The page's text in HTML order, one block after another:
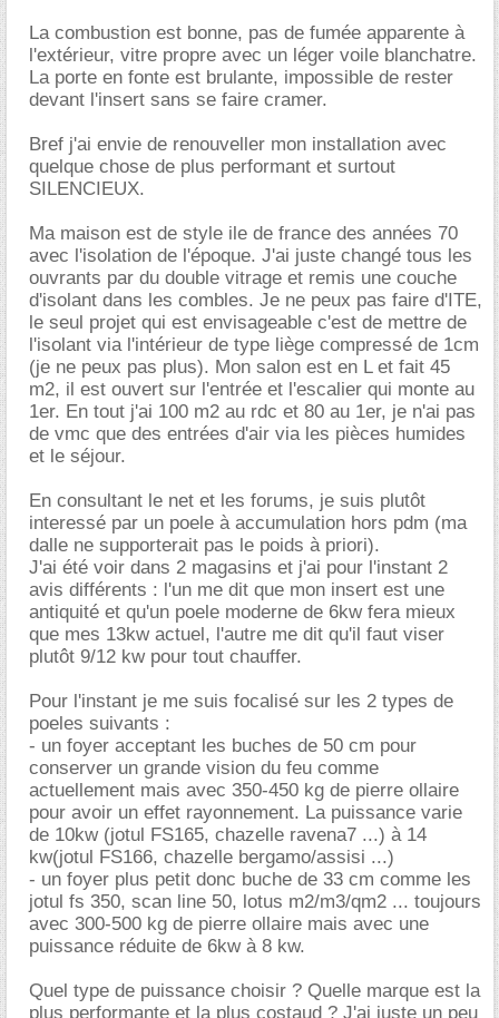
La combustion est bonne, pas de fumée apparente à
l'extérieur, vitre propre avec un léger voile blanchatre.
La porte en fonte est brulante, impossible de rester
devant l'insert sans se faire cramer.
Bref j'ai envie de renouveller mon installation avec
quelque chose de plus performant et surtout
SILENCIEUX.
Ma maison est de style ile de france des années 70
avec l'isolation de l'époque. J'ai juste changé tous les
ouvrants par du double vitrage et remis une couche
d'isolant dans les combles. Je ne peux pas faire d'ITE,
le seul projet qui est envisageable c'est de mettre de
l'isolant via l'intérieur de type liège compressé de 1cm
(je ne peux pas plus). Mon salon est en L et fait 45
m2, il est ouvert sur l'entrée et l'escalier qui monte au
1er. En tout j'ai 100 m2 au rdc et 80 au 1er, je n'ai pas
de vmc que des entrées d'air via les pièces humides
et le séjour.
En consultant le net et les forums, je suis plutôt
interessé par un poele à accumulation hors pdm (ma
dalle ne supporterait pas le poids à priori).
J'ai été voir dans 2 magasins et j'ai pour l'instant 2
avis différents : l'un me dit que mon insert est une
antiquité et qu'un poele moderne de 6kw fera mieux
que mes 13kw actuel, l'autre me dit qu'il faut viser
plutôt 9/12 kw pour tout chauffer.
Pour l'instant je me suis focalisé sur les 2 types de
poeles suivants :
- un foyer acceptant les buches de 50 cm pour
conserver un grande vision du feu comme
actuellement mais avec 350-450 kg de pierre ollaire
pour avoir un effet rayonnement. La puissance varie
de 10kw (jotul FS165, chazelle ravena7 ...) à 14
kw(jotul FS166, chazelle bergamo/assisi ...)
- un foyer plus petit donc buche de 33 cm comme les
jotul fs 350, scan line 50, lotus m2/m3/qm2 ... toujours
avec 300-500 kg de pierre ollaire mais avec une
puissance réduite de 6kw à 8 kw.
Quel type de puissance choisir ? Quelle marque est la
plus performante et la plus costaud ? J'ai juste un peu